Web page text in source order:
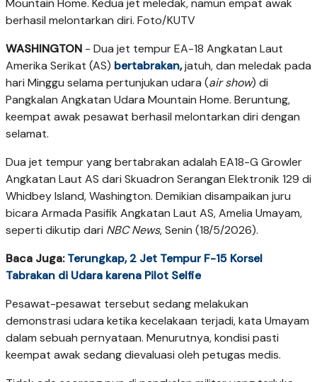
Mountain Home. Kedua jet meledak, namun empat awak
berhasil melontarkan diri. Foto/KUTV
WASHINGTON - Dua jet tempur EA-18 Angkatan Laut
Amerika Serikat (AS) bertabrakan,jatuh, dan meledak pada
hari Minggu selama pertunjukan udara (air show) di
Pangkalan Angkatan Udara Mountain Home. Beruntung,
keempat awak pesawat berhasil melontarkan diri dengan
selamat.
Dua jet tempur yang bertabrakan adalah EA18-G Growler
Angkatan Laut AS dari Skuadron Serangan Elektronik 129 di
Whidbey Island, Washington. Demikian disampaikan juru
bicara Armada Pasifik Angkatan Laut AS, Amelia Umayam,
seperti dikutip dari NBC News, Senin (18/5/2026).
Baca Juga:Terungkap, 2 Jet Tempur F-15 Korsel
Tabrakan di Udara karena Pilot Selfie
Pesawat-pesawat tersebut sedang melakukan
demonstrasi udara ketika kecelakaan terjadi, kata Umayam
dalam sebuah pernyataan. Menurutnya, kondisi pasti
keempat awak sedang dievaluasi oleh petugas medis.